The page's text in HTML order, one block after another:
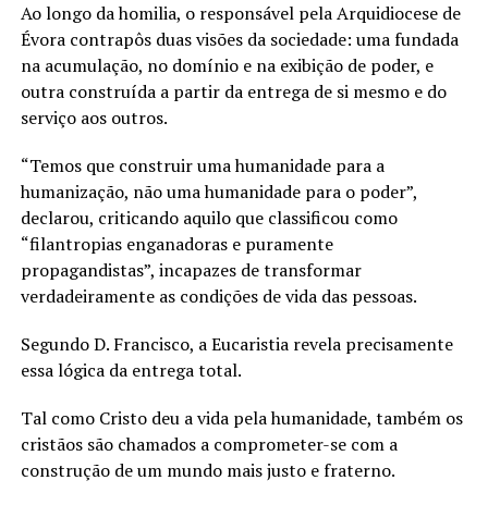
Ao longo da homilia, o responsável pela Arquidiocese de
Évora contrapôs duas visões da sociedade: uma fundada
na acumulação, no domínio e na exibição de poder, e
outra construída a partir da entrega de si mesmo e do
serviço aos outros.
“Temos que construir uma humanidade para a
humanização, não uma humanidade para o poder”,
declarou, criticando aquilo que classificou como
“filantropias enganadoras e puramente
propagandistas”, incapazes de transformar
verdadeiramente as condições de vida das pessoas.
Segundo D. Francisco, a Eucaristia revela precisamente
essa lógica da entrega total.
Tal como Cristo deu a vida pela humanidade, também os
cristãos são chamados a comprometer-se com a
construção de um mundo mais justo e fraterno.